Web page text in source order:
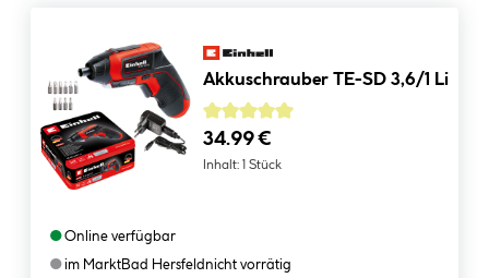
Akkuschrauber TE-SD 3,6/1 Li
Bewertung: 5 von 5 Sterne
Durchschnittliche Bewertung von 5 von 5
34.99 €
Inhalt: 1 Stück
●Online verfügbar
●im MarktBad Hersfeldnicht vorrätig